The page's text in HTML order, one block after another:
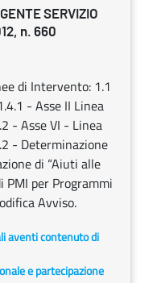
SERVIZIO
n. 660
di Intervento: 1.1
- Asse II Linea
- Asse VI - Linea
- Determinazione
di “Aiuti alle
PMI per Programmi
Avviso.
aventi contenuto di
e partecipazione